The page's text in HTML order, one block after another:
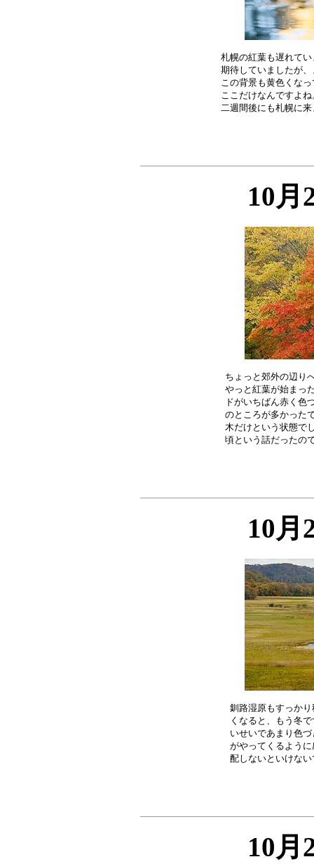
札幌の紅葉も遅れて
期待していましたが
この背景も黄色くな
ここだけなんですよ
10月
ちょっと郊外の辺り
やっと紅葉が始まっ
ドがいちばん赤く色
のところが多かった
木だけという状態で
10月
釧路湿原もすっか
くなると、もう冬
いせいであまり色
がやってくるよう
10月